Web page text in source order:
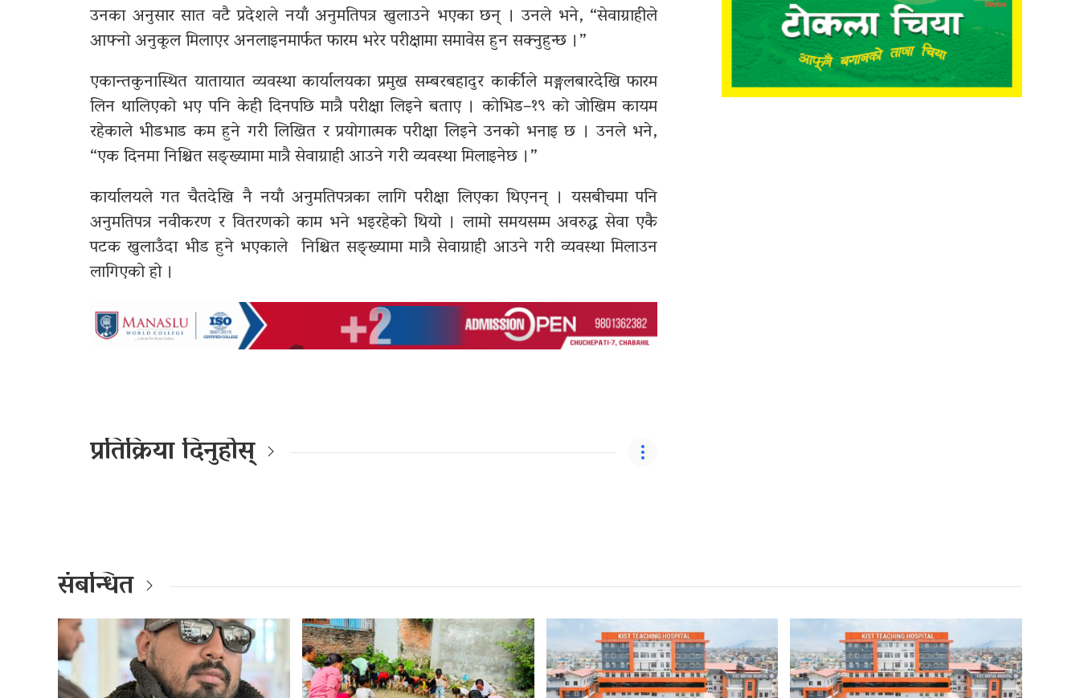
उनका अनुसार सात वटै प्रदेशले नयाँ अनुमतिपत्र खुलाउने भएका छन् । उनले भने, “सेवाग्राहीले
आफ्नो अनुकूल मिलाएर अनलाइनमार्फत फारम भरेर परीक्षामा समावेस हुन सक्नुहुन्छ ।”
एकान्तकुनास्थित यातायात व्यवस्था कार्यालयका प्रमुख सम्बरबहादुर कार्कीले मङ्गलबारदेखि फारम
लिन थालिएको भए पनि केही दिनपछि मात्रै परीक्षा लिइने बताए । कोभिड–१९ को जोखिम कायम
रहेकाले भीडभाड कम हुने गरी लिखित र प्रयोगात्मक परीक्षा लिइने उनको भनाइ छ । उनले भने,
“एक दिनमा निश्चित सङ्ख्यामा मात्रै सेवाग्राही आउने गरी व्यवस्था मिलाइनेछ ।”
कार्यालयले गत चैतदेखि नै नयाँ अनुमतिपत्रका लागि परीक्षा लिएका थिएनन् । यसबीचमा पनि
अनुमतिपत्र नवीकरण र वितरणको काम भने भइरहेको थियो । लामो समयसम्म अवरुद्ध सेवा एकै
पटक खुलाउँदा भीड हुने भएकाले निश्चित सङ्ख्यामा मात्रै सेवाग्राही आउने गरी व्यवस्था मिलाउन
लागिएको हो ।
प्रतिक्रिया दिनुहोस्
संबन्धित